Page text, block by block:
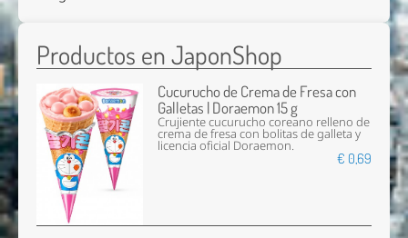
Productos en JaponShop
Cucurucho de Crema de Fresa con
Galletas | Doraemon 15 g
Crujiente cucurucho coreano relleno de
crema de fresa con bolitas de galleta y
licencia oficial Doraemon.
€ 0,69